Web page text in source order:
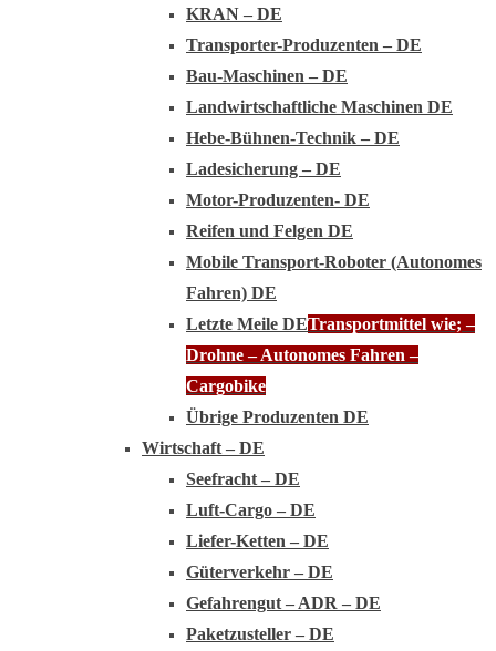
KRAN – DE
Transporter-Produzenten – DE
Bau-Maschinen – DE
Landwirtschaftliche Maschinen DE
Hebe-Bühnen-Technik – DE
Ladesicherung – DE
Motor-Produzenten- DE
Reifen und Felgen DE
Mobile Transport-Roboter (Autonomes
Fahren) DE
Letzte Meile DETransportmittel wie; –
Drohne – Autonomes Fahren –
Cargobike
Übrige Produzenten DE
Wirtschaft – DE
Seefracht – DE
Luft-Cargo – DE
Liefer-Ketten – DE
Güterverkehr – DE
Gefahrengut – ADR – DE
Paketzusteller – DE